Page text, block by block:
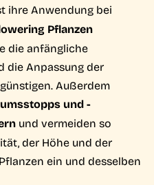
ihre Anwendung bei
Pflanzen
die anfängliche
die Anpassung der
Außerdem
und -
und vermeiden so
der Höhe und der
ein und desselben